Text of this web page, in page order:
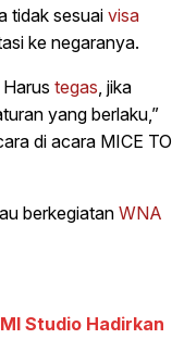
tidak sesuaivisa
ke negaranya.
tegas , jika
yang berlaku,”
di acara MICE TO
berkegiatan WNA
Studio Hadirkan